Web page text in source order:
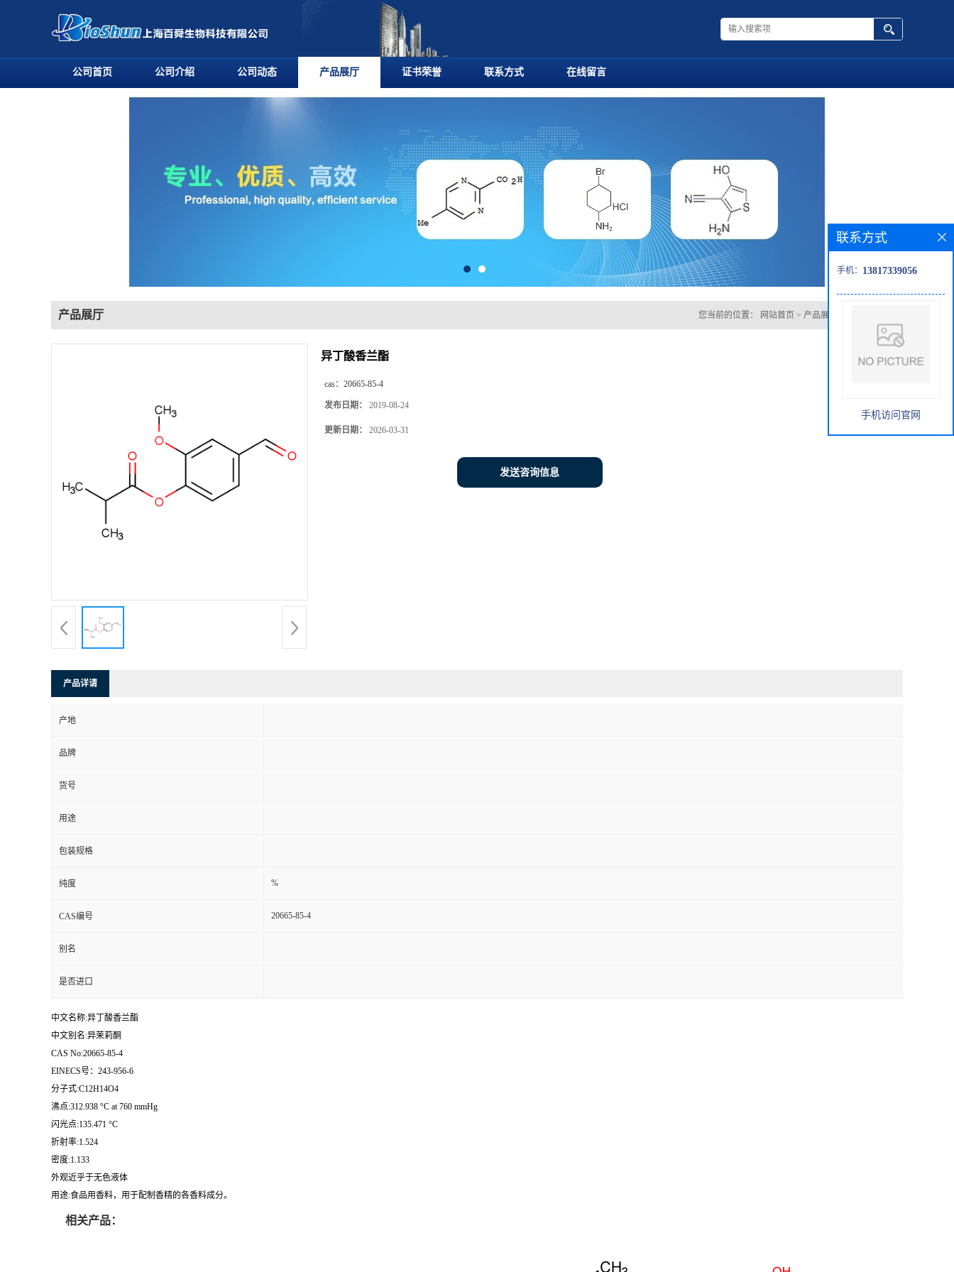
公司首页 公司介绍 公司动态 产品展厅 证书荣誉 联系方式 在线留言
产品展厅 您当前的位置： 网站首页 > 产品展厅
异丁酸香兰酯
cas： 20665-85-4
发布日期： 2019-08-24
更新日期： 2026-03-31
发送咨询信息
产品详请
产地
品牌
货号
用途
包装规格
纯度 %
CAS编号 20665-85-4
别名
是否进口
中文名称:异丁酸香兰酯
中文别名:异茉莉酮
CAS No:20665-85-4
EINECS号：243-956-6
分子式:C12H14O4
沸点:312.938 °C at 760 mmHg
闪光点:135.471 °C
折射率:1.524
密度:1.133
外观近乎于无色液体
用途:食品用香料，用于配制香精的各香料成分。
相关产品：
联系方式
手机： 13817339056
手机访问官网